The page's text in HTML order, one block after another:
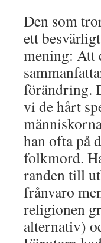
Den som
ett
mening: Att
förändring.
vi de hårt
han ofta på
folkmord.
randen till
frånvaro
religionen
alternativ)